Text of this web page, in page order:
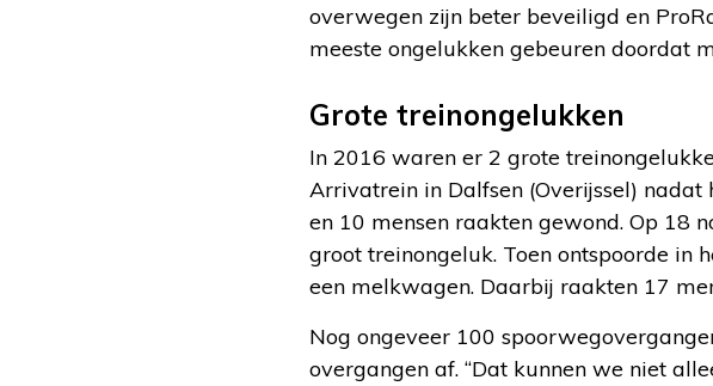
overwegen zijn beter beveiligd en
meeste ongelukken gebeuren doordat
Grote treinongelukken
In 2016 waren er 2 grote
Arrivatrein in Dalfsen (Overijssel)
en 10 mensen raakten gewond. Op 18
groot treinongeluk. Toen ontspoorde in
een melkwagen. Daarbij raakten 17
Nog ongeveer 100
overgangen af. “Dat kunnen we niet